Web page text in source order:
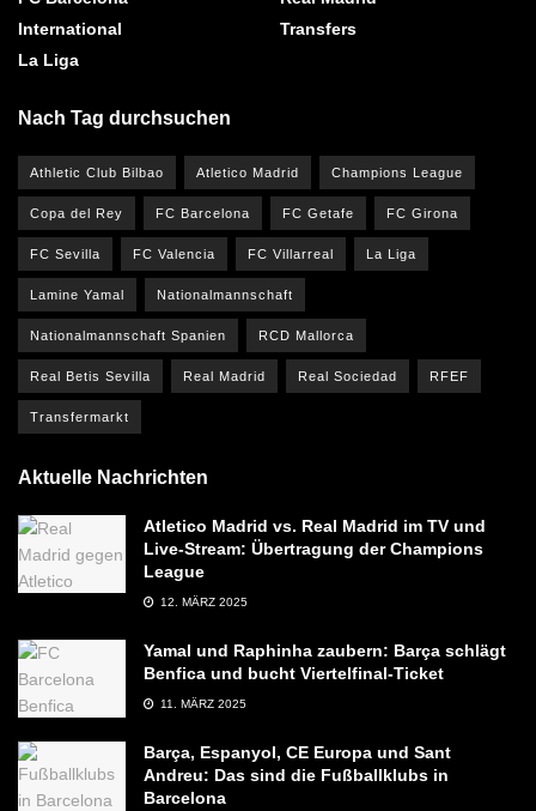
International
La Liga
Transfers
Nach Tag durchsuchen
Athletic Club Bilbao Atletico Madrid Champions League
Copa del Rey FC Barcelona FC Getafe FC Girona
FC Sevilla FC Valencia FC Villarreal La Liga
Lamine Yamal Nationalmannschaft
Nationalmannschaft Spanien RCD Mallorca
Real Betis Sevilla Real Madrid Real Sociedad RFEF
Transfermarkt
Aktuelle Nachrichten
Atletico Madrid vs. Real Madrid im TV und
Live-Stream: Übertragung der Champions
League
12. MÄRZ 2025
Yamal und Raphinha zaubern: Barça schlägt
Benfica und bucht Viertelfinal-Ticket
11. MÄRZ 2025
Barça, Espanyol, CE Europa und Sant
Andreu: Das sind die Fußballklubs in
Barcelona